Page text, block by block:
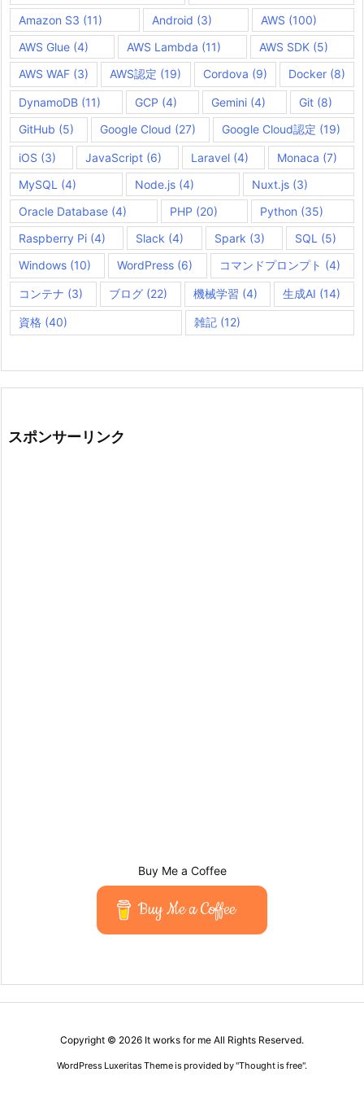
Amazon S3 (11) Android (3) AWS (100)
AWS Glue (4) AWS Lambda (11) AWS SDK (5)
AWS WAF (3) AWS認定 (19) Cordova (9) Docker(8)
DynamoDB (11) GCP (4) Gemini(4) Git (8)
GitHub (5) Google Cloud (27) Google Cloud認定 (19)
iOS (3) JavaScript(6) Laravel(4) Monaca (7)
MySQL (4) Node.js(4) Nuxt.js (3)
Oracle Database (4) PHP (20) Python (35)
Raspberry Pi (4) Slack (4) Spark (3) SQL (5)
Windows (10) WordPress (6) コマンドプロンプト (4)
コンテナ (3) ブログ(22) 機械学習 (4) 生成AI (14)
資格 (40) 雑記(12)
スポンサーリンク
Buy Me a Coffee
Buy Me a Coffee
Copyright © 2026 It works for me All Rights Reserved.
WordPress Luxeritas Theme is provided by "Thought is free".